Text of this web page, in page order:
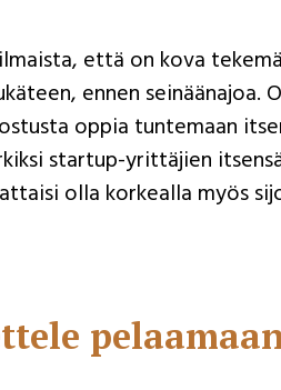
että on kova
ennen seinäänajoa.
oppia tuntemaan
startup-yrittäjien
olla korkealla myös